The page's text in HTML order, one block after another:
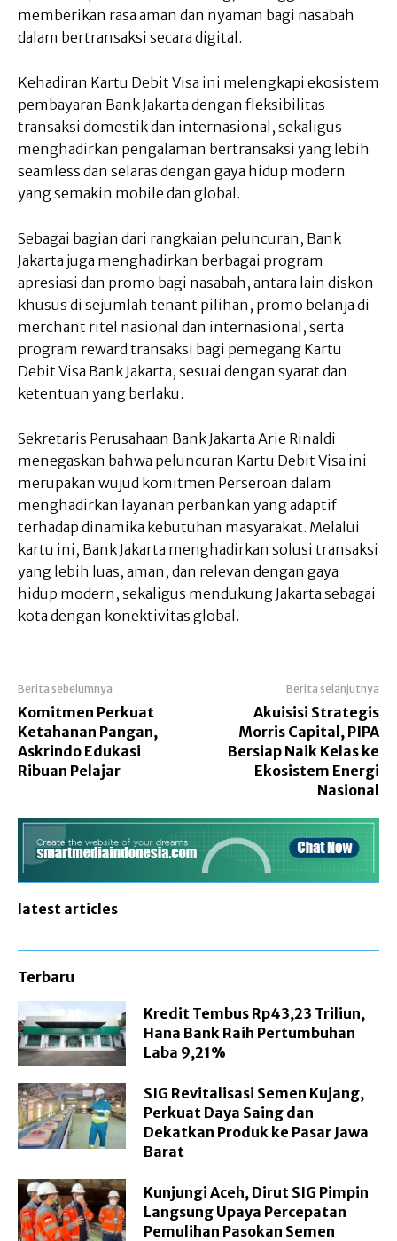
memberikan rasa aman dan nyaman bagi nasabah
dalam bertransaksi secara digital.
Kehadiran Kartu Debit Visa ini melengkapi ekosistem
pembayaran Bank Jakarta dengan fleksibilitas
transaksi domestik dan internasional, sekaligus
menghadirkan pengalaman bertransaksi yang lebih
seamless dan selaras dengan gaya hidup modern
yang semakin mobile dan global.
Sebagai bagian dari rangkaian peluncuran, Bank
Jakarta juga menghadirkan berbagai program
apresiasi dan promo bagi nasabah, antara lain diskon
khusus di sejumlah tenant pilihan, promo belanja di
merchant ritel nasional dan internasional, serta
program reward transaksi bagi pemegang Kartu
Debit Visa Bank Jakarta, sesuai dengan syarat dan
ketentuan yang berlaku.
Sekretaris Perusahaan Bank Jakarta Arie Rinaldi
menegaskan bahwa peluncuran Kartu Debit Visa ini
merupakan wujud komitmen Perseroan dalam
menghadirkan layanan perbankan yang adaptif
terhadap dinamika kebutuhan masyarakat. Melalui
kartu ini, Bank Jakarta menghadirkan solusi transaksi
yang lebih luas, aman, dan relevan dengan gaya
hidup modern, sekaligus mendukung Jakarta sebagai
kota dengan konektivitas global.
Berita sebelumnya
Komitmen Perkuat
Ketahanan Pangan,
Askrindo Edukasi
Ribuan Pelajar
Berita selanjutnya
Akuisisi Strategis
Morris Capital, PIPA
Bersiap Naik Kelas ke
Ekosistem Energi
Nasional
latest articles
Terbaru
Kredit Tembus Rp43,23 Triliun,
Hana Bank Raih Pertumbuhan
Laba 9,21%
SIG Revitalisasi Semen Kujang,
Perkuat Daya Saing dan
Dekatkan Produk ke Pasar Jawa
Barat
Kunjungi Aceh, Dirut SIG Pimpin
Langsung Upaya Percepatan
Pemulihan Pasokan Semen